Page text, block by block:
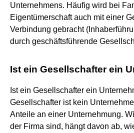
Unternehmens. Häufig wird bei
Eigentümerschaft auch mit einer
Verbindung gebracht
durch geschäftsführende
Ist ein Gesellschafter ein
Ist ein Gesellschafter ein
Gesellschafter ist kein
Anteile an einer Unternehmung.
der Firma sind, hängt davon ab,